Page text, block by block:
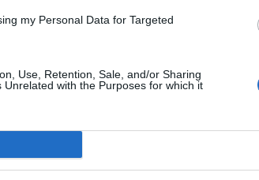
my Personal Data for Targeted
Use, Retention, Sale, and/or Sharing
with the Purposes for which it